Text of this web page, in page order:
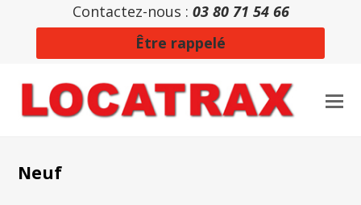
Contactez-nous : 03 80 71 54 66
Être rappelé
Neuf